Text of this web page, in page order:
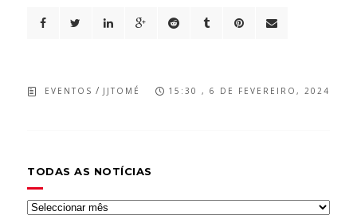
EVENTOS / JJTOMÉ 15:30 , 6 DE FEVEREIRO, 2024
TODAS AS NOTÍCIAS
Todas